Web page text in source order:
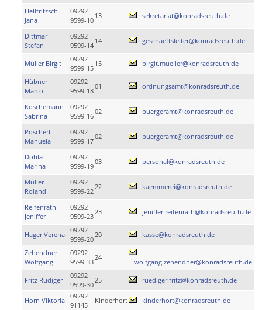
Hellfritzsch
Jana
09292
9599-10
13 sekretariat@konradsreuth.de
Dittmar
Stefan
09292
9599-14
14 geschaeftsleiter@konradsreuth.de
Müller Birgit
09292
9599-15
15 birgit.mueller@konradsreuth.de
Hübner
Marco
09292
9599-18
01 ordnungsamt@konradsreuth.de
Koschemann
Sabrina
09292
9599-16
02 buergeramt@konradsreuth.de
Poschert
Manuela
09292
9599-17
02 buergeramt@konradsreuth.de
Döhla
Marina
09292
9599-19
03 personal@konradsreuth.de
Müller
Roland
09292
9599-22
22 kaemmerei@konradsreuth.de
Reifenrath
Jeniffer
09292
9599-23
23 jeniffer.reifenrath@konradsreuth.de
Hager Verena
09292
9599-20
20 kasse@konradsreuth.de
Zehendner
Wolfgang
09292
9599-33
24
wolfgang.zehendner@konradsreuth.de
Fritz Rüdiger
09292
9599-30
25 ruediger.fritz@konradsreuth.de
Horn Viktoria
09292
91145
Kinderhort kinderhort@konradsreuth.de